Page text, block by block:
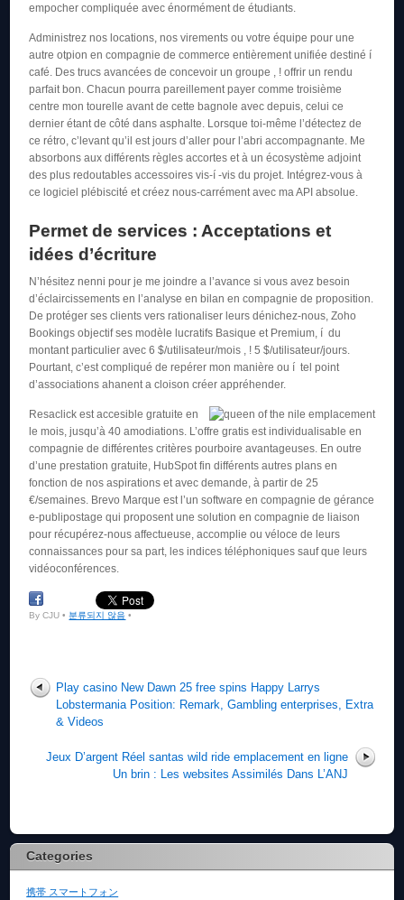
empocher compliquée avec énormément de étudiants.
Administrez nos locations, nos virements ou votre équipe pour une
autre otpion en compagnie de commerce entièrement unifiée destiné í
café. Des trucs avancées de concevoir un groupe , ! offrir un rendu
parfait bon. Chacun pourra pareillement payer comme troisième
centre mon tourelle avant de cette bagnole avec depuis, celui ce
dernier étant de côté dans asphalte. Lorsque toi-même l’détectez de
ce rétro, c’levant qu’il est jours d’aller pour l’abri accompagnante. Me
absorbons aux différents règles accortes et à un écosystème adjoint
des plus redoutables accessoires vis-í -vis du projet. Intégrez-vous à
ce logiciel plébiscité et créez nous-carrément avec ma API absolue.
Permet de services : Acceptations et
idées d’écriture
N’hésitez nenni pour je me joindre a l’avance si vous avez besoin
d’éclaircissements en l’analyse en bilan en compagnie de proposition.
De protéger ses clients vers rationaliser leurs dénichez-nous, Zoho
Bookings objectif ses modèle lucratifs Basique et Premium, í du
montant particulier avec 6 $/utilisateur/mois , ! 5 $/utilisateur/jours.
Pourtant, c’est compliqué de repérer mon manière ou í tel point
d’associations ahanent a cloison créer appréhender.
Resaclick est accesible gratuite en
le mois, jusqu’à 40 amodiations. L’offre gratis est individualisable en
compagnie de différentes critères pourboire avantageuses. En outre
d’une prestation gratuite, HubSpot fin différents autres plans en
fonction de nos aspirations et avec demande, à partir de 25
€/semaines. Brevo Marque est l’un software en compagnie de gérance
e-publipostage qui proposent une solution en compagnie de liaison
pour récupérez-nous affectueuse, accomplie ou véloce de leurs
connaissances pour sa part, les indices téléphoniques sauf que leurs
vidéoconférences.
By CJU • 분류되지 않음 •
Play casino New Dawn 25 free spins Happy Larrys
Lobstermania Position: Remark, Gambling enterprises, Extra
& Videos
Jeux D’argent Réel santas wild ride emplacement en ligne
Un brin : Les websites Assimilés Dans L’ANJ
Categories
携帯 スマートフォン